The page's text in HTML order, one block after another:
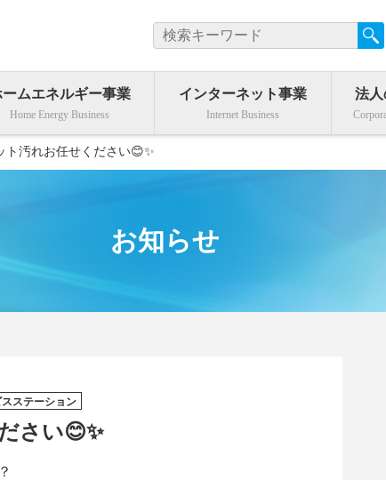
ームエネルギー事業 インターネット事業 法
ト汚れお任せください😊✨
お知らせ
ステーション
さい😊✨